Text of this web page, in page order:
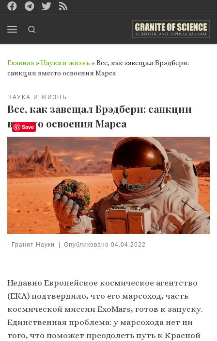
Перейти к содержимому
Главная » Наука и жизнь » Все, как завещал Брэдбери:
санкции вместо освоения Марса
НАУКА И ЖИЗНЬ
Все, как завещал Брэдбери: санкции
вместо освоения Марса
- Гранит Науки | Опубликовано04.04.2022
Недавно Европейское космическое агентство
(ЕКА) подтвердило, что его марсоход, часть
космической миссии ExoMars, готов к запуску.
Единственная проблема: у марсохода нет ни
того, что поможет преодолеть путь к Красной
Save